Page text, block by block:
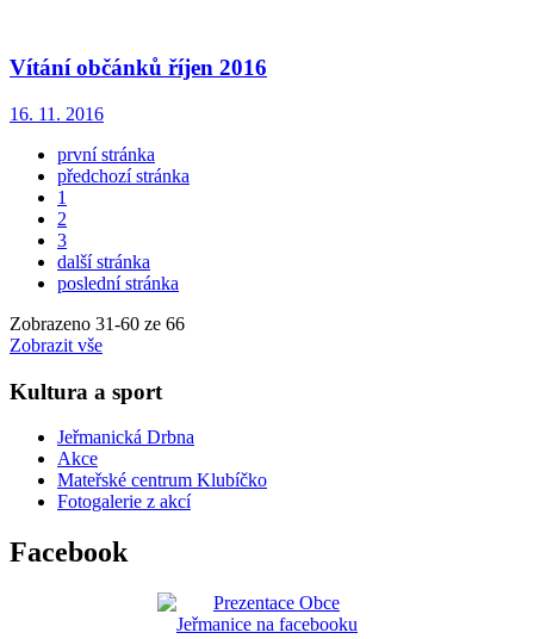
Vítání občánků říjen 2016
16. 11. 2016
první stránka
předchozí stránka
1
2
3
další stránka
poslední stránka
Zobrazeno 31-60 ze 66
Zobrazit vše
Kultura a sport
Jeřmanická Drbna
Akce
Mateřské centrum Klubíčko
Fotogalerie z akcí
Facebook